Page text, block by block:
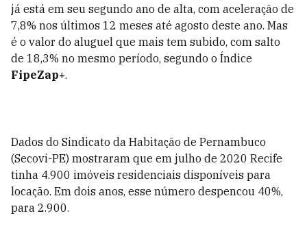
já está em seu segundo ano de alta, com aceleração de
7,8% nos últimos 12 meses até agosto deste ano. Mas
é o valor do aluguel que mais tem subido, com salto
de 18,3% no mesmo período, segundo o Índice
FipeZap+.
Dados do Sindicato da Habitação de Pernambuco
(Secovi-PE) mostraram que em julho de 2020 Recife
tinha 4.900 imóveis residenciais disponíveis para
locação. Em dois anos, esse número despencou 40%,
para 2.900.